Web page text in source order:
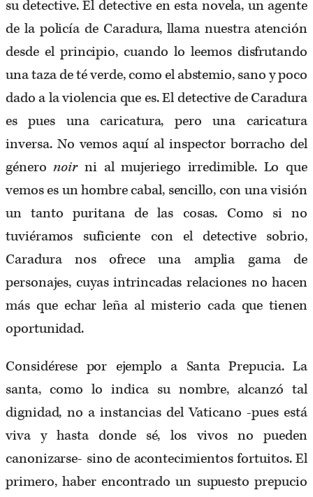
su detective. El detective en esta novela, un agente
de la policía de Caradura, llama nuestra atención
desde el principio, cuando lo leemos disfrutando
una taza de té verde, como el abstemio, sano y poco
dado a la violencia que es. El detective de Caradura
es pues una caricatura, pero una caricatura
inversa. No vemos aquí al inspector borracho del
géneronoirni al mujeriego irredimible. Lo que
vemos es un hombre cabal, sencillo, con una visión
un tanto puritana de las cosas. Como si no
tuviéramos suficiente con el detective sobrio,
Caradura nos ofrece una amplia gama de
personajes, cuyas intrincadas relaciones no hacen
más que echar leña al misterio cada que tienen
oportunidad.
Considérese por ejemplo a Santa Prepucia. La
santa, como lo indica su nombre, alcanzó tal
dignidad, no a instancias del Vaticano -pues está
viva y hasta donde sé, los vivos no pueden
canonizarse- sino de acontecimientos fortuitos. El
primero, haber encontrado un supuesto prepucio